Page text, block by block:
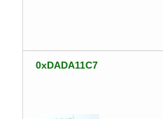
0xDADA11C7